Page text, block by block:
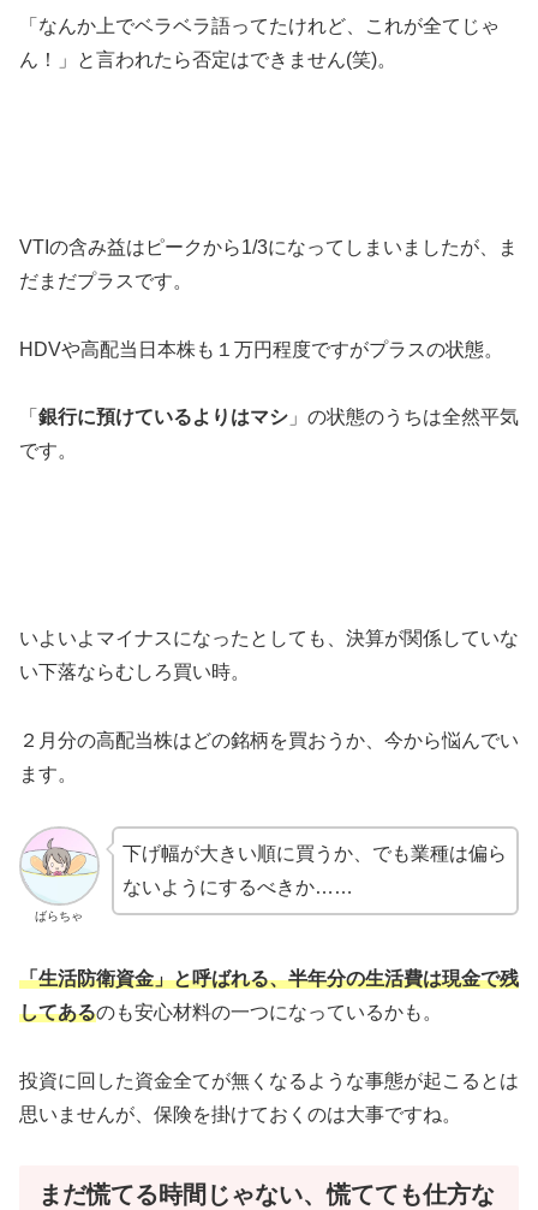
「なんか上でベラベラ語ってたけれど、これが全てじゃ
ん！」と言われたら否定はできません(笑)。
VTIの含み益はピークから1/3になってしまいましたが、ま
だまだプラスです。
HDVや高配当日本株も１万円程度ですがプラスの状態。
「 銀行に預けているよりはマシ 」の状態のうちは全然平気
です。
いよいよマイナスになったとしても、決算が関係していな
い下落ならむしろ買い時。
２月分の高配当株はどの銘柄を買おうか、今から悩んでい
ます。
ばらちゃ
下げ幅が大きい順に買うか、でも業種は偏ら
ないようにするべきか……
「生活防衛資金」と呼ばれる、半年分の生活費は現金で残
してあるのも安心材料の一つになっているかも。
投資に回した資金全てが無くなるような事態が起こるとは
思いませんが、保険を掛けておくのは大事ですね。
まだ慌てる時間じゃない、慌てても仕方な